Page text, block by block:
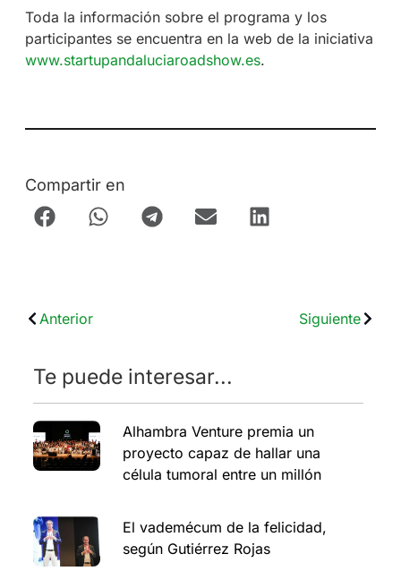
Toda la información sobre el programa y los
participantes se encuentra en la web de la iniciativa
www.startupandaluciaroadshow.es.
Compartir en
Anterior Siguiente
Te puede interesar...
Alhambra Venture premia un
proyecto capaz de hallar una
célula tumoral entre un millón
El vademécum de la felicidad,
según Gutiérrez Rojas